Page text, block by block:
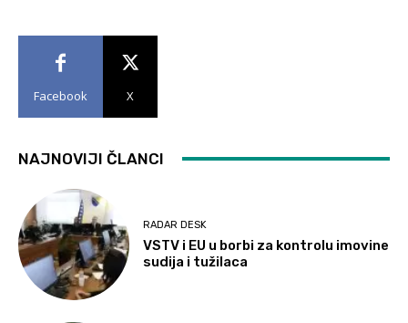
Facebook X
NAJNOVIJI ČLANCI
RADAR DESK
VSTV i EU u borbi za kontrolu imovine
sudija i tužilaca